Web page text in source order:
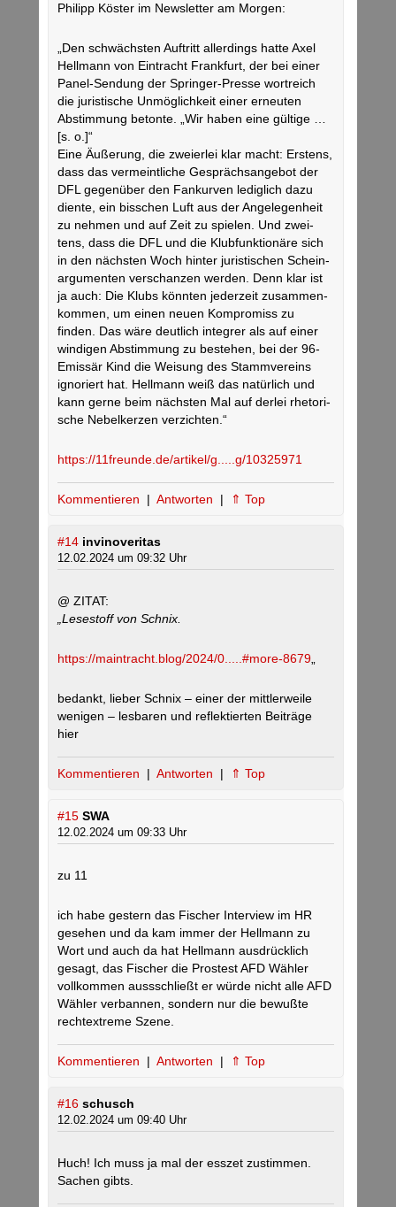
Philipp Köster im Newsletter am Morgen:
„Den schwächsten Auf­tritt aller­dings hatte Axel
Hell­mann von Ein­tracht Frank­furt, der bei einer
Panel-Sen­dung der Springer-Presse wort­reich
die juris­ti­sche Unmög­lich­keit einer erneuten
Abstim­mung betonte. „Wir haben eine gül­tige …
[s. o.]“
Eine Äuße­rung, die zwei­erlei klar macht: Ers­tens,
dass das ver­meint­liche Gesprächs­an­gebot der
DFL gegen­über den Fan­kurven ledig­lich dazu
diente, ein biss­chen Luft aus der Ange­le­gen­heit
zu nehmen und auf Zeit zu spielen. Und zwei­
tens, dass die DFL und die Klub­funk­tio­näre sich
in den nächsten Woch hinter juris­ti­schen Schein­
ar­gu­menten ver­schanzen werden. Denn klar ist
ja auch: Die Klubs könnten jeder­zeit zusam­men­
kommen, um einen neuen Kom­pro­miss zu
finden. Das wäre deut­lich inte­grer als auf einer
win­digen Abstim­mung zu bestehen, bei der 96-
Emissär Kind die Wei­sung des Stamm­ver­eins
igno­riert hat. Hell­mann weiß das natür­lich und
kann gerne beim nächsten Mal auf derlei rhe­to­ri­
sche Nebel­kerzen ver­zichten.“
https://11freunde.de/artikel/g.....g/10325971
Kommentieren | Antworten | ⇑ Top
#14 invinoveritas
12.02.2024 um 09:32 Uhr
@ ZITAT:
„Lesestoff von Schnix.
https://maintracht.blog/2024/0.....#more-8679
bedankt, lieber Schnix – einer der mittlerweile
wenigen – lesbaren und reflektierten Beiträge
hier
Kommentieren | Antworten | ⇑ Top
#15 SWA
12.02.2024 um 09:33 Uhr
zu 11
ich habe gestern das Fischer Interview im HR
gesehen und da kam immer der Hellmann zu
Wort und auch da hat Hellmann ausdrücklich
gesagt, das Fischer die Prostest AFD Wähler
vollkommen aussschließt er würde nicht alle AFD
Wähler verbannen, sondern nur die bewußte
rechtextreme Szene.
Kommentieren | Antworten | ⇑ Top
#16 schusch
12.02.2024 um 09:40 Uhr
Huch! Ich muss ja mal der esszet zustimmen.
Sachen gibts.